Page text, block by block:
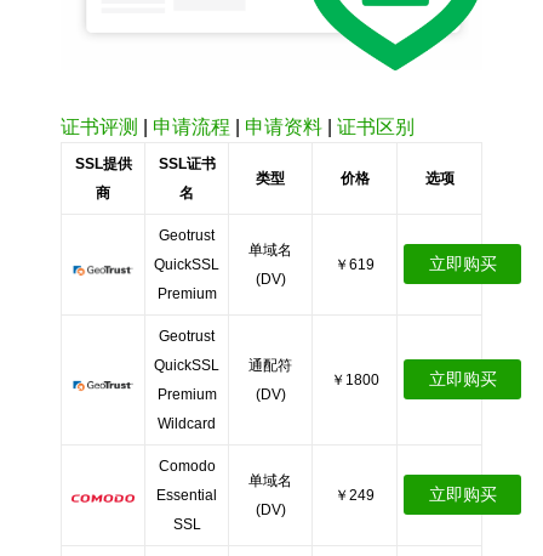
证书评测 申请流程 申请资料 证书区别
SSL提供
商
SSL证书
名
类型 价格 选项
Geotrust
QuickSSL
Premium
单域名
(DV)
￥619 立即购买
Geotrust
QuickSSL
Premium
Wildcard
通配符
(DV)
￥1800 立即购买
Comodo
Essential
SSL
单域名
(DV)
￥249 立即购买